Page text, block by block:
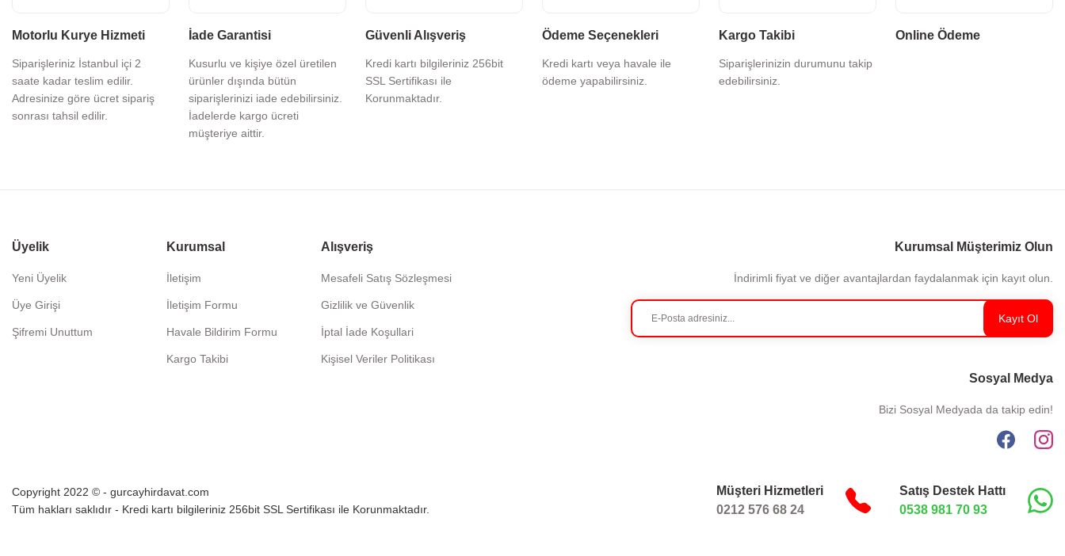
Motorlu Kurye Hizmeti
Siparişleriniz İstanbul içi 2
saate kadar teslim edilir.
Adresinize göre ücret sipariş
sonrası tahsil edilir.
İade Garantisi
Kusurlu ve kişiye özel üretilen
ürünler dışında bütün
siparişlerinizi iade edebilirsiniz.
İadelerde kargo ücreti
müşteriye aittir.
Güvenli Alışveriş
Kredi kartı bilgileriniz 256bit
SSL Sertifikası ile
Korunmaktadır.
Ödeme Seçenekleri
Kredi kartı veya havale ile
ödeme yapabilirsiniz.
Kargo Takibi
Siparişlerinizin durumunu takip
edebilirsiniz.
Online Ödeme
Üyelik
Yeni Üyelik
Üye Girişi
Şifremi Unuttum
Kurumsal
İletişim
İletişim Formu
Havale Bildirim Formu
Kargo Takibi
Alışveriş
Mesafeli Satış Sözleşmesi
Gizlilik ve Güvenlik
İptal İade Koşullari
Kişisel Veriler Politikası
Kurumsal Müşterimiz Olun
İndirimli fiyat ve diğer avantajlardan faydalanmak için kayıt olun.
Kayıt Ol
Sosyal Medya
Bizi Sosyal Medyada da takip edin!
Copyright 2022 © - gurcayhirdavat.com
Tüm hakları saklıdır - Kredi kartı bilgileriniz 256bit SSL Sertifikası ile Korunmaktadır.
Müşteri Hizmetleri
0212 576 68 24
Satış Destek Hattı
0538 981 70 93